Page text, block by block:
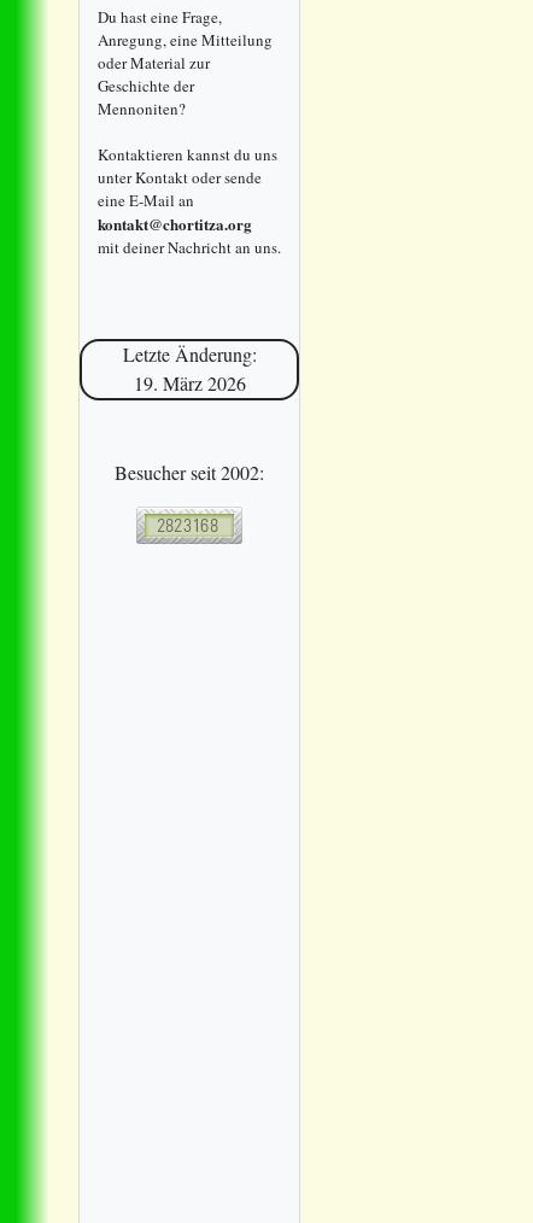
Du hast eine Frage,
Anregung, eine Mitteilung
oder Material zur
Geschichte der
Mennoniten?
Kontaktieren kannst du uns
unter Kontakt oder sende
eine E-Mail an
kontakt@chortitza.org
mit deiner Nachricht an uns.
Letzte Änderung:
19. März 2026
Besucher seit 2002: